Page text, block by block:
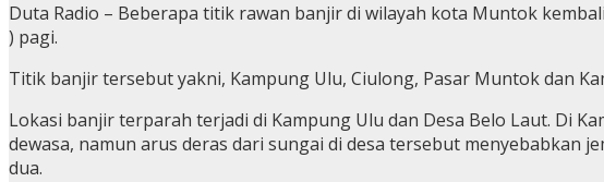
Duta Radio – Beberapa titik rawan banjir di wilayah kota Muntok
) pagi.
Titik banjir tersebut yakni, Kampung Ulu, Ciulong, Pasar Muntok dan
Lokasi banjir terparah terjadi di Kampung Ulu dan Desa Belo Laut. Di
dewasa, namun arus deras dari sungai di desa tersebut menyebabkan
dua.